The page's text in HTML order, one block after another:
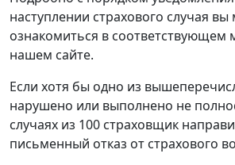
наступлении страхового случая
ознакомиться в соответствующем
нашем сайте.
Если хотя бы одно из
нарушено или выполнено не
случаях из 100 страховщик
письменный отказ от страхового